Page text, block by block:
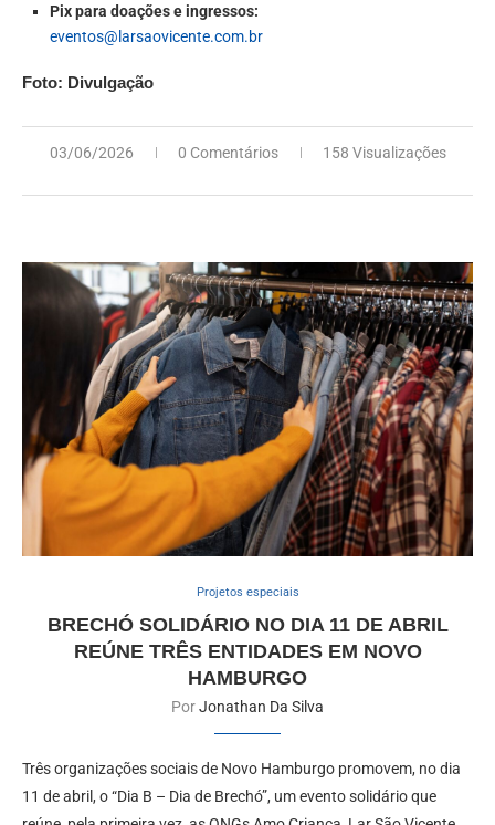
Pix para doações e ingressos:
eventos@larsaovicente.com.br
Foto: Divulgação
03/06/2026 0 Comentários 158 Visualizações
Projetos especiais
BRECHÓ SOLIDÁRIO NO DIA 11 DE ABRIL
REÚNE TRÊS ENTIDADES EM NOVO
HAMBURGO
PorJonathan Da Silva
Três organizações sociais de Novo Hamburgo promovem, no dia
11 de abril, o “Dia B – Dia de Brechó”, um evento solidário que